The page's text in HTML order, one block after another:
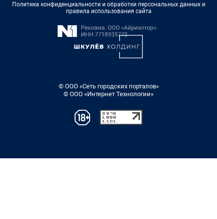
Политика конфиденциальности и обработки персональных данных и
правила использования сайта
© ООО «Сеть городских порталов»
© ООО «Интернет Технологии»